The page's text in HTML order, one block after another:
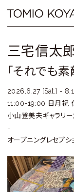
content
Tomio
Gallery
小
山
登
美
夫
ギ
三宅信太
「それでも
2026.6.27 [Sat.] - 8.1
11:00-19:00 日月祝
小山登美夫ギャラリ
-
オープニングレセプ